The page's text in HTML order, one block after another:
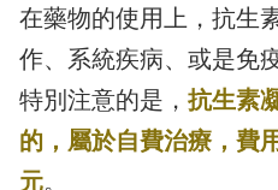
在藥物的使用上，抗生
作、系統疾病、或是免
特別注意的是， 抗生素
的，屬於自費治療，費
元。